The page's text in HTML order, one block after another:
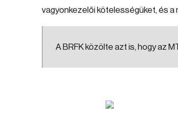
vagyonkezelői kötelességüket, és a
A BRFK közölte azt is, hogy az